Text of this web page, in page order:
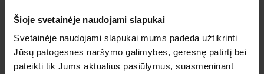
Šioje svetainėje naudojami slapukai
Svetainėje naudojami slapukai mums padeda užtikrinti
Jūsų patogesnes naršymo galimybes, geresnę patirtį bei
pateikti tik Jums aktualius pasiūlymus, suasmeninant